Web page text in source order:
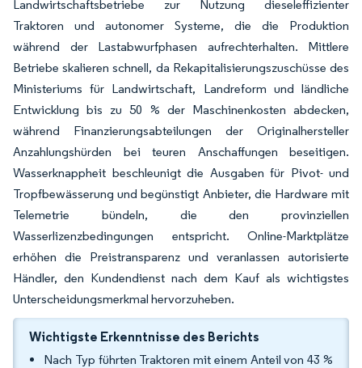
Landwirtschaftsbetriebe zur Nutzung dieseleffizienter
Traktoren und autonomer Systeme, die die Produktion
während der Lastabwurfphasen aufrechterhalten. Mittlere
Betriebe skalieren schnell, da Rekapitalisierungszuschüsse des
Ministeriums für Landwirtschaft, Landreform und ländliche
Entwicklung bis zu 50 % der Maschinenkosten abdecken,
während Finanzierungsabteilungen der Originalhersteller
Anzahlungshürden bei teuren Anschaffungen beseitigen.
Wasserknappheit beschleunigt die Ausgaben für Pivot- und
Tropfbewässerung und begünstigt Anbieter, die Hardware mit
Telemetrie bündeln, die den provinziellen
Wasserlizenzbedingungen entspricht. Online-Marktplätze
erhöhen die Preistransparenz und veranlassen autorisierte
Händler, den Kundendienst nach dem Kauf als wichtigstes
Unterscheidungsmerkmal hervorzuheben.
Wichtigste Erkenntnisse des Berichts
Nach Typ führten Traktoren mit einem Anteil von 43 %